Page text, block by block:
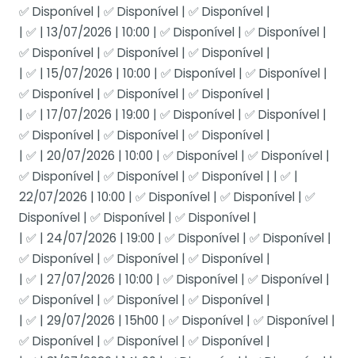
✅ Disponível | ✅ Disponível | ✅ Disponível |
| ✅ | 13/07/2026 | 10:00 | ✅ Disponível | ✅ Disponível |
✅ Disponível | ✅ Disponível | ✅ Disponível |
| ✅ | 15/07/2026 | 10:00 | ✅ Disponível | ✅ Disponível |
✅ Disponível | ✅ Disponível | ✅ Disponível |
| ✅ | 17/07/2026 | 19:00 | ✅ Disponível | ✅ Disponível |
✅ Disponível | ✅ Disponível | ✅ Disponível |
| ✅ | 20/07/2026 | 10:00 | ✅ Disponível | ✅ Disponível |
✅ Disponível | ✅ Disponível | ✅ Disponível | | ✅ |
22/07/2026 | 10:00 | ✅ Disponível | ✅ Disponível | ✅
Disponível | ✅ Disponível | ✅ Disponível |
| ✅ | 24/07/2026 | 19:00 | ✅ Disponível | ✅ Disponível |
✅ Disponível | ✅ Disponível | ✅ Disponível |
| ✅ | 27/07/2026 | 10:00 | ✅ Disponível | ✅ Disponível |
✅ Disponível | ✅ Disponível | ✅ Disponível |
| ✅ | 29/07/2026 | 15h00 | ✅ Disponível | ✅ Disponível |
✅ Disponível | ✅ Disponível | ✅ Disponível |